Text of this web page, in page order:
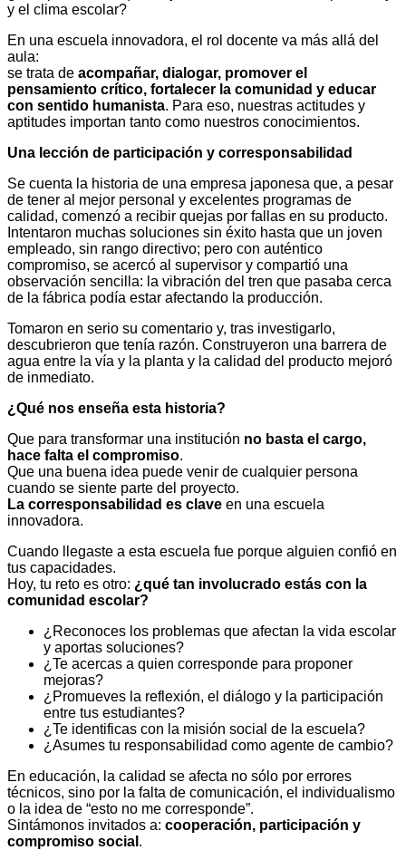
y el clima escolar?
En una escuela innovadora, el rol docente va más allá del
aula:
se trata de acompañar, dialogar, promover el
pensamiento crítico, fortalecer la comunidad y educar
con sentido humanista. Para eso, nuestras actitudes y
aptitudes importan tanto como nuestros conocimientos.
Una lección de participación y corresponsabilidad
Se cuenta la historia de una empresa japonesa que, a pesar
de tener al mejor personal y excelentes programas de
calidad, comenzó a recibir quejas por fallas en su producto.
Intentaron muchas soluciones sin éxito hasta que un joven
empleado, sin rango directivo; pero con auténtico
compromiso, se acercó al supervisor y compartió una
observación sencilla: la vibración del tren que pasaba cerca
de la fábrica podía estar afectando la producción.
Tomaron en serio su comentario y, tras investigarlo,
descubrieron que tenía razón. Construyeron una barrera de
agua entre la vía y la planta y la calidad del producto mejoró
de inmediato.
¿Qué nos enseña esta historia?
Que para transformar una institución no basta el cargo,
hace falta el compromiso.
Que una buena idea puede venir de cualquier persona
cuando se siente parte del proyecto.
La corresponsabilidad es clave en una escuela
innovadora.
Cuando llegaste a esta escuela fue porque alguien confió en
tus capacidades.
Hoy, tu reto es otro: ¿qué tan involucrado estás con la
comunidad escolar?
¿Reconoces los problemas que afectan la vida escolar
y aportas soluciones?
¿Te acercas a quien corresponde para proponer
mejoras?
¿Promueves la reflexión, el diálogo y la participación
entre tus estudiantes?
¿Te identificas con la misión social de la escuela?
¿Asumes tu responsabilidad como agente de cambio?
En educación, la calidad se afecta no sólo por errores
técnicos, sino por la falta de comunicación, el individualismo
o la idea de “esto no me corresponde”.
Sintámonos invitados a: cooperación, participación y
compromiso social .